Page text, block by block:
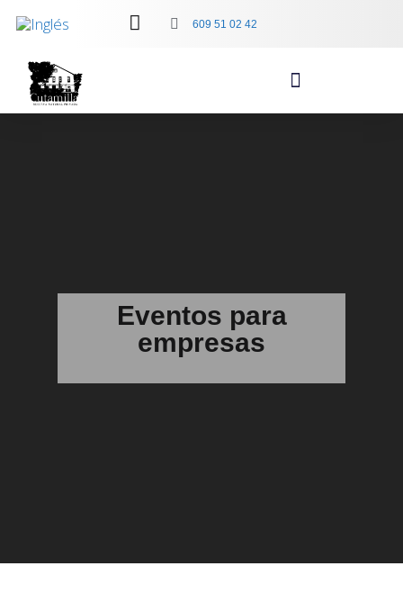
609 51 02 42
Eventos para
empresas